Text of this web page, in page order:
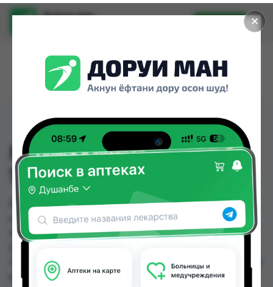
✕
Доруи ман
Установить
ВИТОКОЛИН АМП
1000МГ/4МЛ №5
ВИТОКОЛИН АМП 1000МГ/4МЛ №5 можно
купить или заказать в аптеках, Аптека + 24/7,
Аптека Нур (Nur), Арча, Дорухона махсус
НУРИ ШИФО по цене от 245.00 TJS до 281.80 TJS
в Душанбе и других городах Таджикистана